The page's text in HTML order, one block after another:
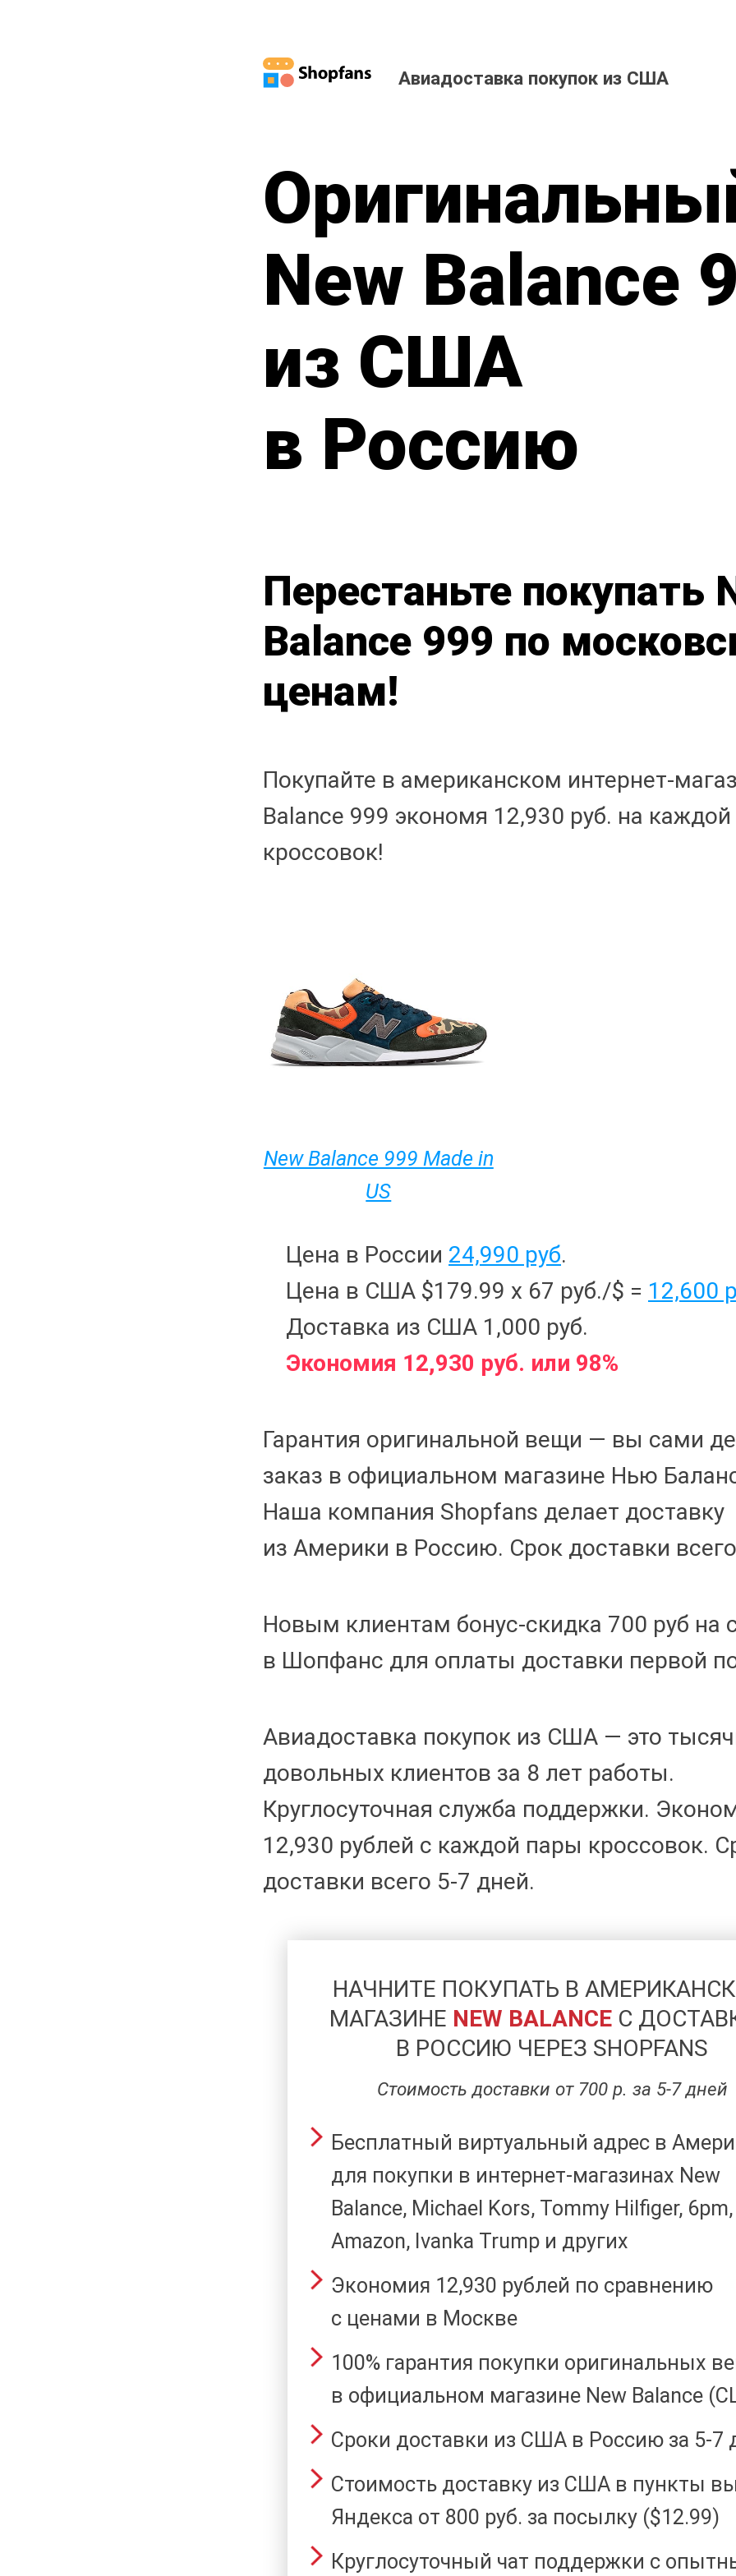
Авиадоставка покупок из США
New Balance
из США
в Россию
Перестаньте покупать
Balance 999 по
ценам!
Покупайте в американском интернет-
Balance 999 экономя 12,930 руб. на каждой
кроссовок!
New Balance 999 Made in
US
Цена в России 24,990 руб.
Цена в США $179.99 x 67 руб./$ = 12,600
Доставка из США 1,000 руб.
Экономия 12,930 руб. или 98%
Гарантия оригинальной вещи — вы сами
заказ в официальном магазине Нью
Наша компания Shopfans делает доставку
из Америки в Россию. Срок доставки
Новым клиентам бонус-скидка 700 руб на
в Шопфанс для оплаты доставки первой
Авиадоставка покупок из США — это
довольных клиентов за 8 лет работы.
Круглосуточная служба поддержки.
12,930 рублей с каждой пары кроссовок.
доставки всего 5-7 дней.
НАЧНИТЕ ПОКУПАТЬ В
МАГАЗИНЕ NEW BALANCE C
В РОССИЮ ЧЕРЕЗ SHOPFANS
Стоимость доставки от 700 р. за 5-7 дней
Бесплатный виртуальный адрес в
для покупки в интернет-магазинах New
Balance, Michael Kors, Tommy Hilfiger, 6pm,
Amazon, Ivanka Trump и других
Экономия 12,930 рублей по сравнению
с ценами в Москве
100% гарантия покупки оригинальных
в официальном магазине New Balance
Сроки доставки из США в Россию за 5-7
Стоимость доставку из США в пункты
Яндекса от 800 руб. за посылку ($12.99)
Круглосуточный чат поддержки с